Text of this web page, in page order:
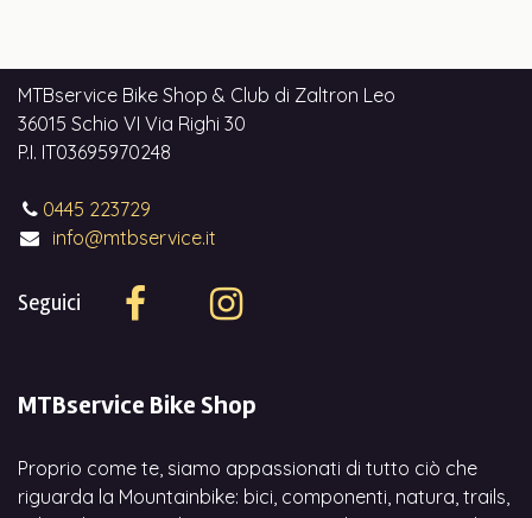
MTBservice Bike Shop & Club di Zaltron Leo
36015 Schio VI Via Righi 30
P.I. IT03695970248
0445 223729
info@mtbservice.it
Seguici
MTBservice Bike Shop
Proprio come te, siamo appassionati di tutto ciò che
riguarda la Mountainbike: bici, componenti, natura, trails,